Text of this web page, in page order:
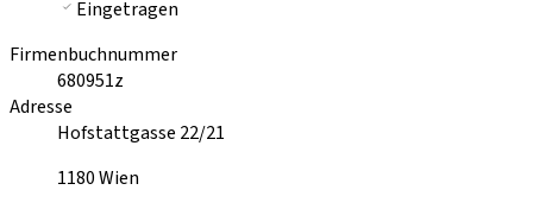
Eingetragen
Firmenbuchnummer
680951z
Adresse
Hofstattgasse 22/21
1180Wien